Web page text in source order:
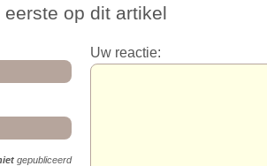
eerste op dit artikel
gepubliceerd
Uw reactie: